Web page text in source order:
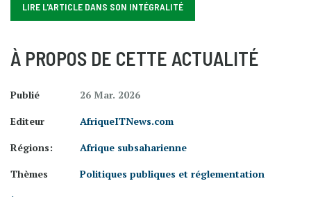
LIRE L'ARTICLE DANS SON INTÉGRALITÉ
À PROPOS DE CETTE ACTUALITÉ
Publié
26 Mar. 2026
Editeur
AfriqueITNews.com
Régions:
Afrique subsaharienne
Thèmes
Politiques publiques et réglementation